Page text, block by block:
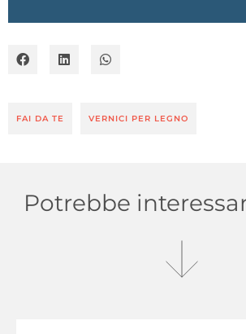
FAI DA TE VERNICI PER LEGNO
Potrebbe